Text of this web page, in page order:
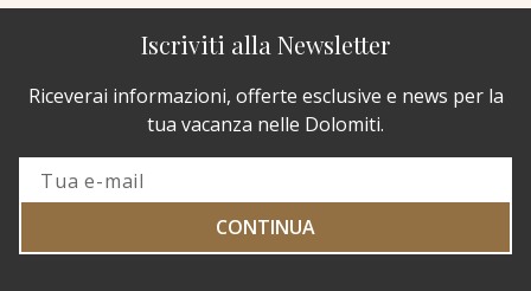
Iscriviti alla Newsletter
Riceverai informazioni, offerte esclusive e news per la
tua vacanza nelle Dolomiti.
CONTINUA